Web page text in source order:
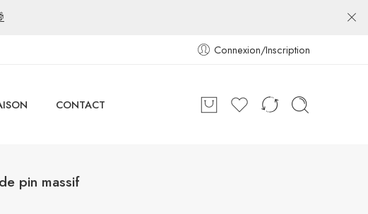
Connexion/Inscription
CONTACT
pin massif